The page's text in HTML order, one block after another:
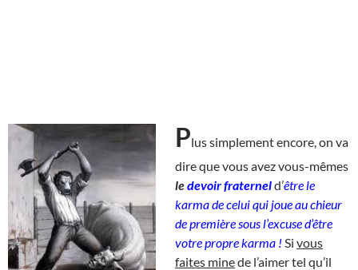
Plus simplement encore, on va
dire que vous avez vous-mêmes
ledevoir fraterneld’être le
karma de celui qui joue au chieur
de première sous l’excuse d’être
votre propre karma ! Si vous
faites minede l’aimer tel qu’il